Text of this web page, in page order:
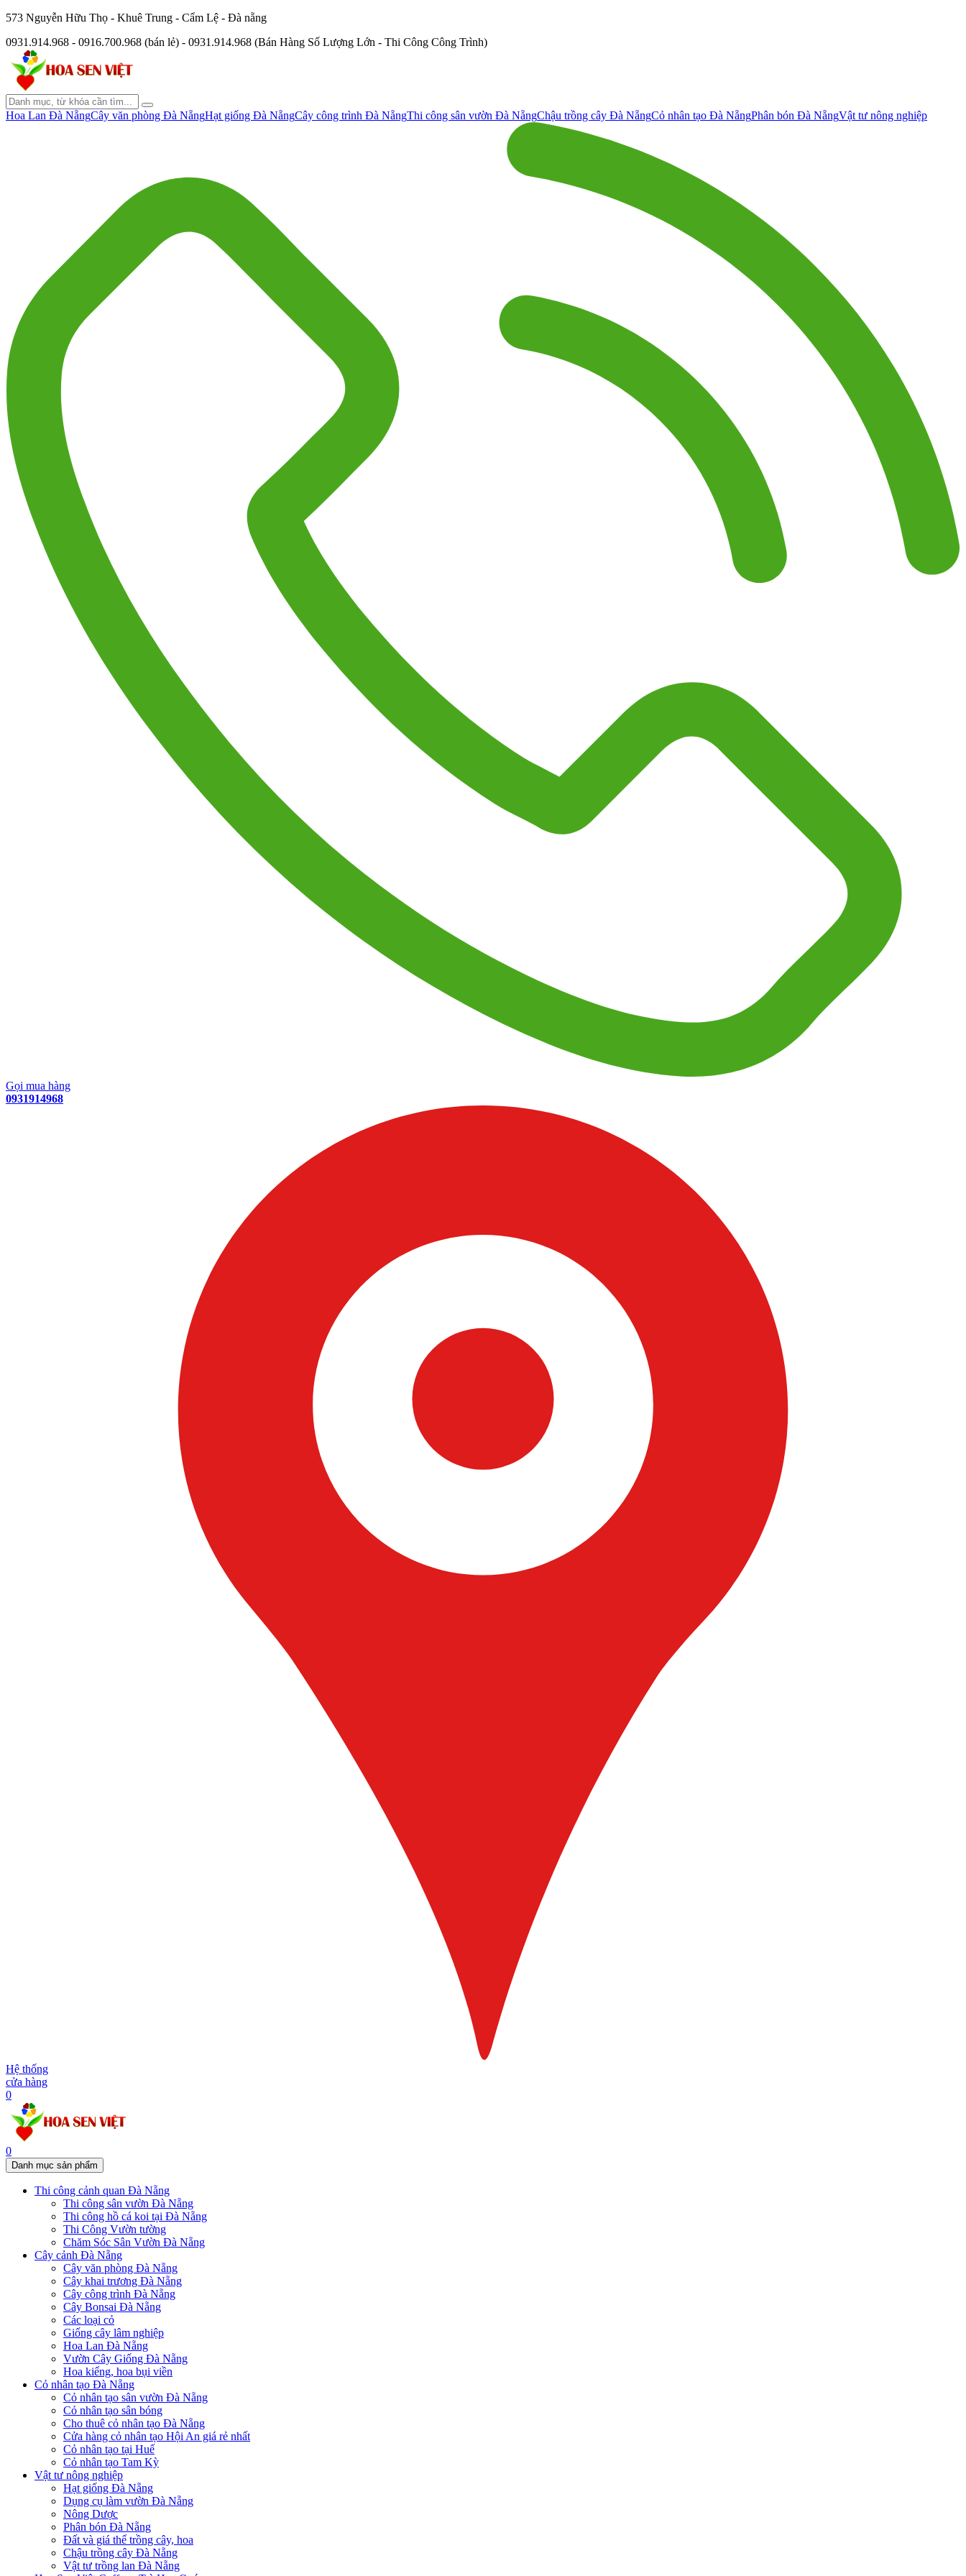
573 Nguyễn Hữu Thọ - Khuê Trung - Cẩm Lệ - Đà nẵng
0931.914.968 - 0916.700.968 (bán lẻ) - 0931.914.968 (Bán Hàng Số Lượng Lớn - Thi Công Công Trình)
Hoa Lan Đà NẵngCây văn phòng Đà NẵngHạt giống Đà NẵngCây công trình Đà NẵngThi công sân vườn Đà NẵngChậu trồng cây Đà NẵngCỏ nhân tạo Đà NẵngPhân bón Đà NẵngVật tư nông nghiệp
Gọi mua hàng
0931914968
Hệ thống
cửa hàng
0
0
Danh mục sản phẩm
Thi công cảnh quan Đà Nẵng
Thi công sân vườn Đà Nẵng
Thi công hồ cá koi tại Đà Nẵng
Thi Công Vườn tường
Chăm Sóc Sân Vườn Đà Nẵng
Cây cảnh Đà Nẵng
Cây văn phòng Đà Nẵng
Cây khai trương Đà Nẵng
Cây công trình Đà Nẵng
Cây Bonsai Đà Nẵng
Các loại cỏ
Giống cây lâm nghiệp
Hoa Lan Đà Nẵng
Vườn Cây Giống Đà Nẵng
Hoa kiểng, hoa bụi viền
Cỏ nhân tạo Đà Nẵng
Cỏ nhân tạo sân vườn Đà Nẵng
Cỏ nhân tạo sân bóng
Cho thuê cỏ nhân tạo Đà Nẵng
Cửa hàng cỏ nhân tạo Hội An giá rẻ nhất
Cỏ nhân tạo tại Huế
Cỏ nhân tạo Tam Kỳ
Vật tư nông nghiệp
Hạt giống Đà Nẵng
Dụng cụ làm vườn Đà Nẵng
Nông Dược
Phân bón Đà Nẵng
Đất và giá thể trồng cây, hoa
Chậu trồng cây Đà Nẵng
Vật tư trồng lan Đà Nẵng